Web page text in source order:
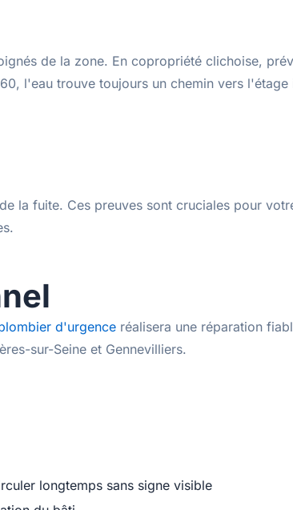
de la zone. En copropriété clichoise,
l'eau trouve toujours un chemin vers
la fuite. Ces preuves sont cruciales pour
d'urgence réalisera une réparation
sur-Seine et Gennevilliers.
longtemps sans signe visible